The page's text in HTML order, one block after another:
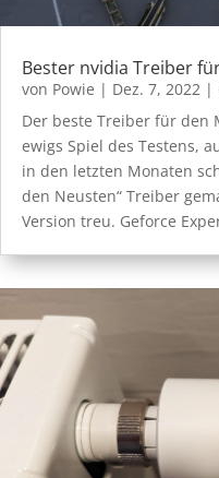
Bester nvidia Treiber
von Powie | Dez. 7, 2022 |
Der beste Treiber für den
ewigs Spiel des Testens,
in den letzten Monaten
den Neusten“ Treiber
Version treu. Geforce